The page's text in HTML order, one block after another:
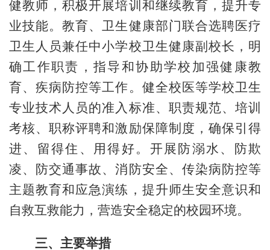
健教师，积极开展培训和继续教育，提升专
业技能。教育、卫生健康部门联合选聘医疗
卫生人员兼任中小学校卫生健康副校长，明
确工作职责，指导和协助学校加强健康教
育、疾病防控等工作。健全校医等学校卫生
专业技术人员的准入标准、职责规范、培训
考核、职称评聘和激励保障制度，确保引得
进、留得住、用得好。开展防溺水、防欺
凌、防交通事故、消防安全、传染病防控等
主题教育和应急演练，提升师生安全意识和
自救互救能力，营造安全稳定的校园环境。
三、主要举措